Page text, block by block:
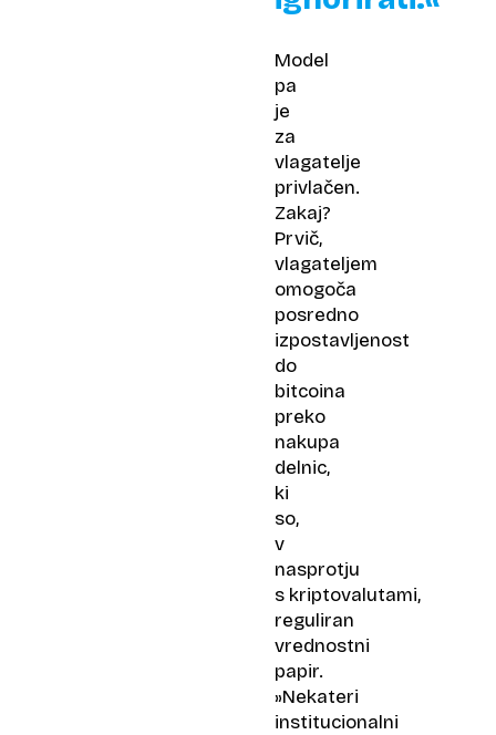
Model
pa
je
za
vlagatelje
privlačen.
Zakaj?
Prvič,
vlagateljem
omogoča
posredno
izpostavljenost
do
bitcoina
preko
nakupa
delnic,
ki
so,
v
nasprotju
s kriptovalutami,
reguliran
vrednostni
papir.
»Nekateri
institucionalni